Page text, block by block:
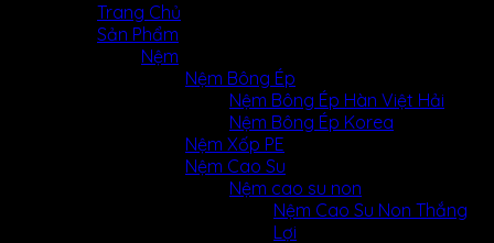
Trang Chủ
Sản Phẩm
Nệm
Nệm Bông Ép
Nệm Bông Ép Hàn Việt Hải
Nệm Bông Ép Korea
Nệm Xốp PE
Nệm Cao Su
Nệm cao su non
Nệm Cao Su Non Thắng
Lợi